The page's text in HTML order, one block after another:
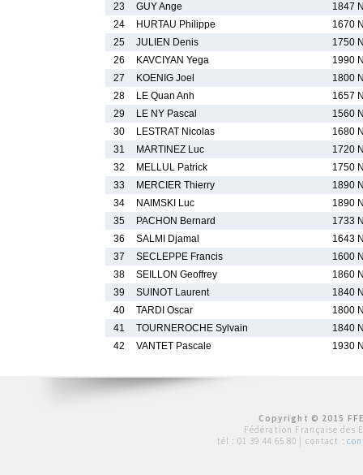
23
GUY Ange
1847
24
HURTAU Philippe
1670
25
JULIEN Denis
1750
26
KAVCIYAN Yega
1990
27
KOENIG Joel
1800
28
LE Quan Anh
1657
29
LE NY Pascal
1560
30
LESTRAT Nicolas
1680
31
MARTINEZ Luc
1720
32
MELLUL Patrick
1750
33
MERCIER Thierry
1890
34
NAIMSKI Luc
1890
35
PACHON Bernard
1733
36
SALMI Djamal
1643
37
SECLEPPE Francis
1600
38
SEILLON Geoffrey
1860
39
SUINOT Laurent
1840
40
TARDI Oscar
1800
41
TOURNEROCHE Sylvain
1840
42
VANTET Pascale 1930
Copyright © 2015
Fédération Française des
tél : 01 39 44 65 80 | contact :